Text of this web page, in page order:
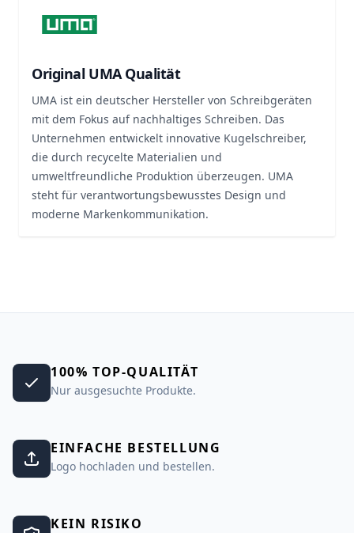
Original UMA Qualität
UMA ist ein deutscher Hersteller von Schreibgeräten
mit dem Fokus auf nachhaltiges Schreiben. Das
Unternehmen entwickelt innovative Kugelschreiber,
die durch recycelte Materialien und
umweltfreundliche Produktion überzeugen. UMA
steht für verantwortungsbewusstes Design und
moderne Markenkommunikation.
100% TOP-QUALITÄT
Nur ausgesuchte Produkte.
EINFACHE BESTELLUNG
Logo hochladen und bestellen.
KEIN RISIKO